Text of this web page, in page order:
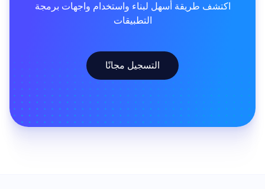
اكتشف طريقة أسهل لبناء واستخدام واجهات برمجة
التطبيقات
التسجيل مجانًا